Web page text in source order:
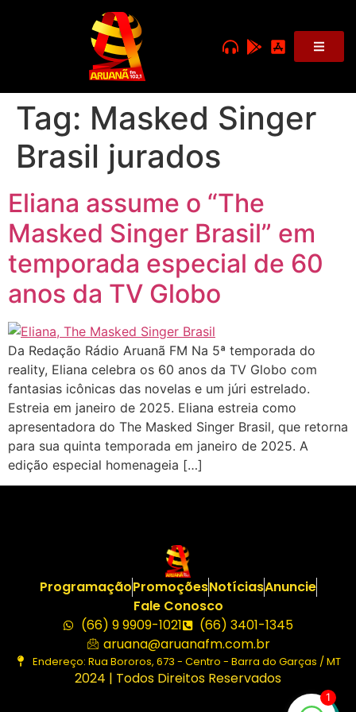
Tag: Masked Singer
Brasil jurados
Eliana assume o “The
Masked Singer Brasil” em
temporada especial de 60
anos da TV Globo
Da Redação Rádio Aruanã FM Na 5ª temporada do
reality, Eliana celebra os 60 anos da TV Globo com
fantasias icônicas das novelas e um júri estrelado.
Estreia em janeiro de 2025. Eliana estreia como
apresentadora do The Masked Singer Brasil, que retorna
para sua quinta temporada em janeiro de 2025. A
edição especial homenageia […]
ProgramaçãoPromoçõesNotíciasAnuncie
Fale Conosco
(66) 9 9909-1021
(66) 3401-1345
aruana@aruanafm.com.br
Endereço: Rua Bororos, 673 - Centro - Barra do Garças / MT
2024 | Todos Direitos Reservados
1